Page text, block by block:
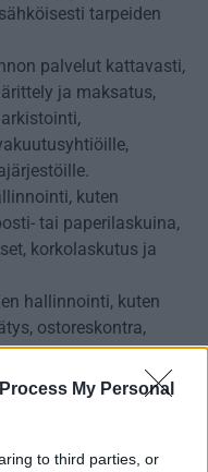
My Personal
to third parties, or
tarpeiden
palvelut kattavasti,
ja maksatus,
kuten
tai paperilaskuina,
korkolaskutus ja
hallinnointi, kuten
ostoreskontra,
suunnittelu ja